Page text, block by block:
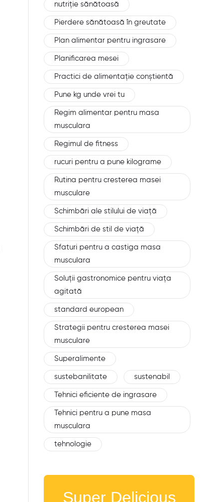
nutriție sănătoasă
Pierdere sănătoasă în greutate
Plan alimentar pentru ingrasare
Planificarea mesei
Practici de alimentație conștientă
Pune kg unde vrei tu
Regim alimentar pentru masa
musculara
Regimul de fitness
rucuri pentru a pune kilograme
Rutina pentru cresterea masei
musculare
Schimbări ale stilului de viață
Schimbări de stil de viață
Sfaturi pentru a castiga masa
musculara
Soluții gastronomice pentru viața
agitată
standard european
Strategii pentru cresterea masei
musculare
Superalimente
sustebanilitate sustenabil
Tehnici eficiente de ingrasare
Tehnici pentru a pune masa
musculara
tehnologie
Super Delicious